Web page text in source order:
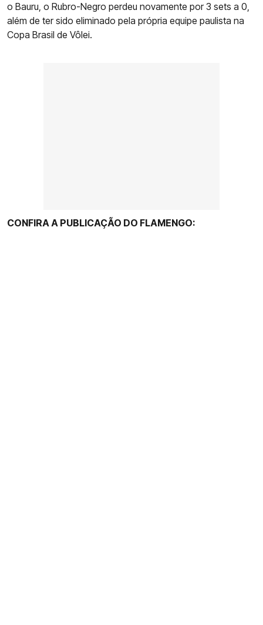
o Bauru, o Rubro-Negro perdeu novamente por 3 sets a 0,
além de ter sido eliminado pela própria equipe paulista na
Copa Brasil de Vôlei.
CONFIRA A PUBLICAÇÃO DO FLAMENGO: